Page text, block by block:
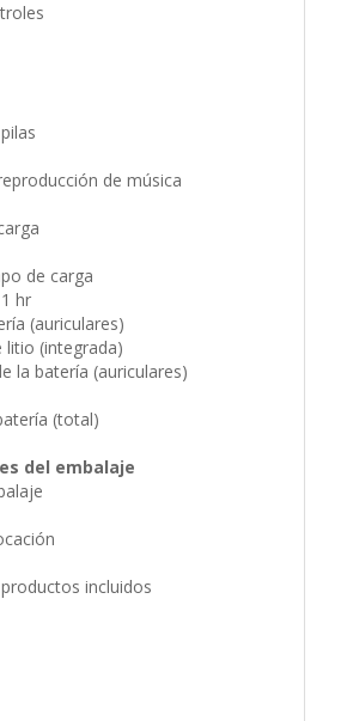
de música
de carga
hr
(auriculares)
litio (integrada)
la batería (auriculares)
(total)
del embalaje
incluidos